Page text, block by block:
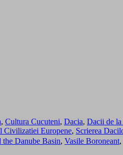
, Cultura Cucuteni, Dacia, Dacii de la
Civilizatiei Europene, Scrierea
Danube Basin, Vasile Boroneant,